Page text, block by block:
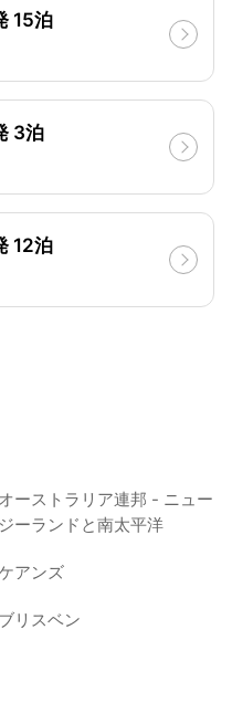
15泊
3泊
12泊
オーストラリア連邦 - ニュー
ジーランドと南太平洋
アンズ
ブリスベン